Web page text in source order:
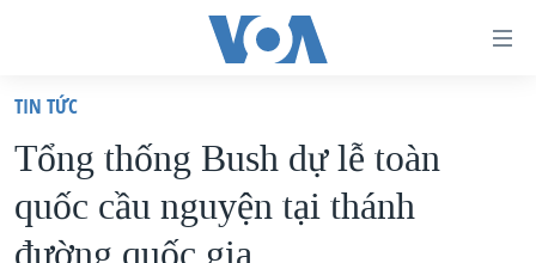
truy
cập
Tới
nội
VIỆT NAM
HOA KỲ
TIN TỨC
Tổng thống Bush dự lễ toàn
quốc cầu nguyện tại thánh